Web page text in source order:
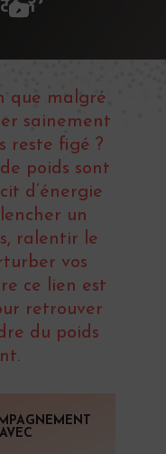
que malgré
sainement
reste figé ?
poids sont
d’énergie
un
ralentir le
vos
ce lien est
retrouver
du poids